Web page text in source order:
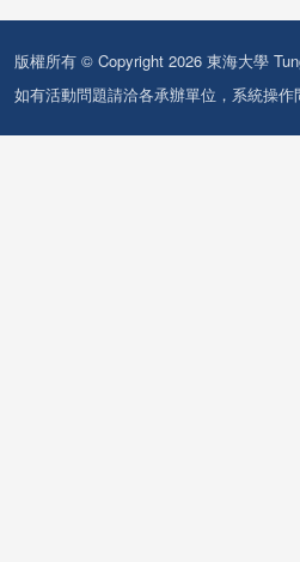
版權所有 © Copyright 2026 東海大學
如有活動問題請洽各承辦單位，系統操